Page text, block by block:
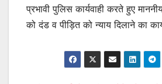
प्रभावी पुलिस कार्यवाही करते हुए
को दंड व पीड़ित को न्याय दिलाने का